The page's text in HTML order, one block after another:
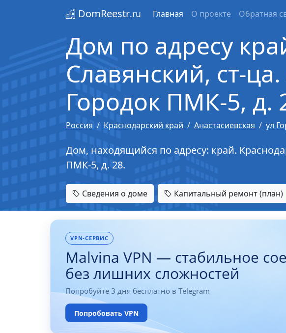
DomReestr.ru Главная О проекте Обратная
Дом по адресу
Славянский, ст-
Городок ПМК-5, д.
Россия Краснодарский край Анастасиевская ул
Дом, находящийся по адресу: край.
ПМК-5, д. 28.
Сведения о доме Капитальный ремонт (план)
VPN-СЕРВИС
Malvina VPN — стабильное
без лишних сложностей
Попробуйте 3 дня бесплатно в Telegram
Попробовать VPN